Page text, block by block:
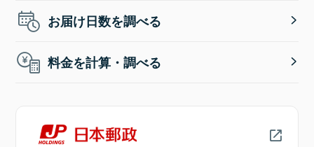
お届け日数を調べる
料金を計算・調べる